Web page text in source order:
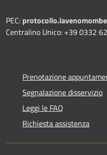
PEC:
Centralino Unico: +39 0332
Prenotazione
Segnalazione disservizio
Leggi le FAQ
Richiesta assistenza